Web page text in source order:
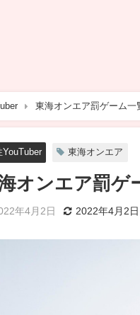
東海オンエア罰ゲーム一
YouTuber 東海オンエア
オンエア罰ゲ
年4月2日 2022年4月2日